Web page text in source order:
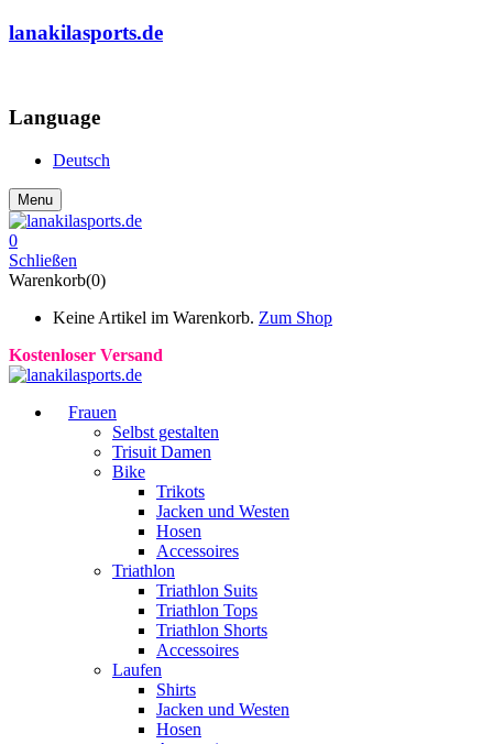
lanakilasports.de
Language
Deutsch
Menu
0
Schließen
Warenkorb(0)
Keine Artikel im Warenkorb. Zum Shop
Kostenloser Versand
Frauen
Selbst gestalten
Trisuit Damen
Bike
Trikots
Jacken und Westen
Hosen
Accessoires
Triathlon
Triathlon Suits
Triathlon Tops
Triathlon Shorts
Accessoires
Laufen
Shirts
Jacken und Westen
Hosen